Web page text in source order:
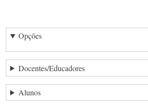
Opções
Docentes/Educadores
Alunos